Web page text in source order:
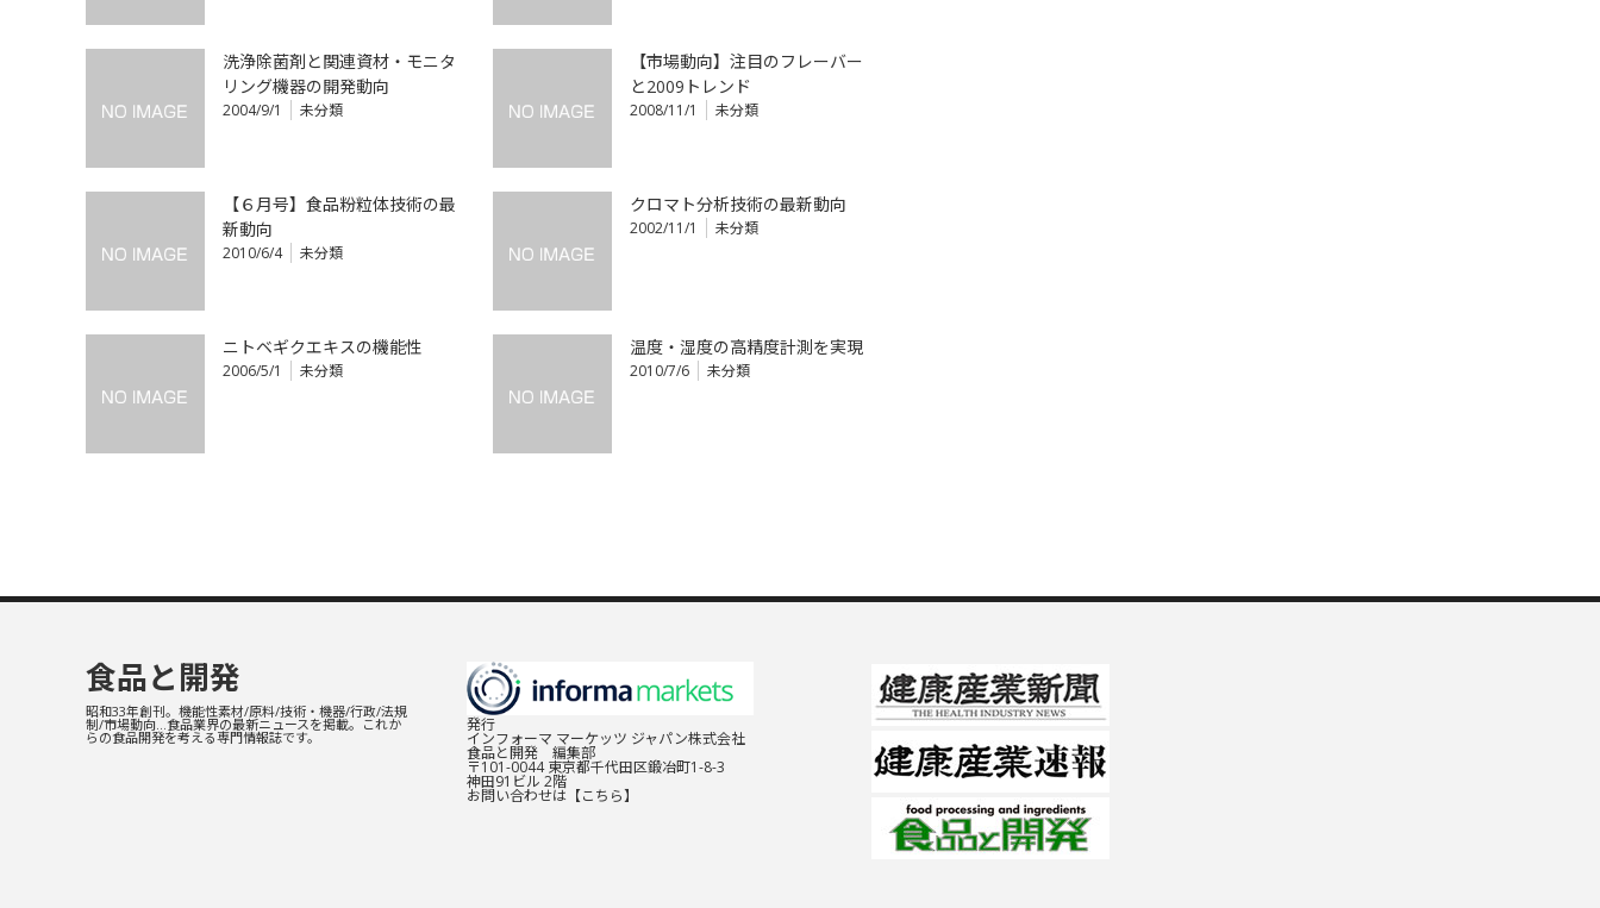
洗浄除菌剤と関連資材・モニタ
リング機器の開発動向
2004/9/1 未分類
【市場動向】注目のフレーバー
と2009トレンド
2008/11/1 未分類
【６月号】食品粉粒体技術の最
新動向
2010/6/4 未分類
クロマト分析技術の最新動向
2002/11/1 未分類
ニトベギクエキスの機能性
2006/5/1 未分類
温度・湿度の高精度計測を実現
2010/7/6 未分類
発行
インフォーマ マーケッツ ジャパン株式会社
食品と開発 編集部
〒101-0044 東京都千代田区鍛冶町1-8-3
神田91ビル 2階
お問い合わせは 【こちら】
食品と開発
昭和33年創刊。機能性素材/原料/技術・機器/行政/法規
制/市場動向…食品業界の最新ニュースを掲載。これか
らの食品開発を考える専門情報誌です。